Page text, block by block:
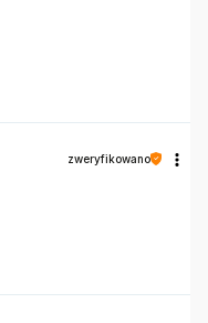
zweryfikowano